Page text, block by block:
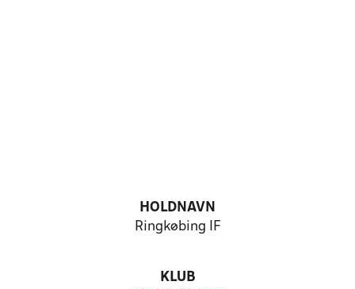
HOLDNAVN
Ringkøbing IF
KLUB